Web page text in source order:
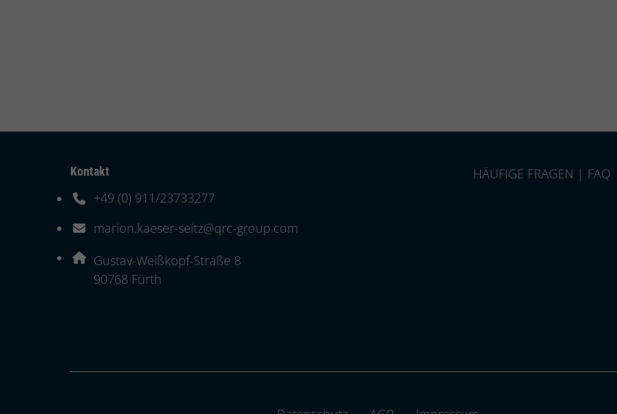
Kontakt
+49 (0) 911/23733277
Telefonnummer: 4 9 0 9 1 1 2 3 7 3 3 2 7 7
marion.kaeser-seitz@qrc-group.com
E-Mail Adresse: marion.kaeser-seitz@qrc-group.com
Adresse:
Gustav-Weißkopf-Straße 8
90768 , 9 0 7 6 8
Fürth
HÄUFIGE FRAGEN | FAQ